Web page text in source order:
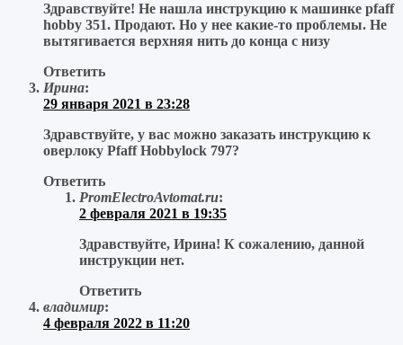
Здравствуйте! Не нашла инструкцию к машинке pfaff
hobby 351. Продают. Но у нее какие-то проблемы. Не
вытягивается верхняя нить до конца с низу
Ответить
Ирина:
29 января 2021 в 23:28
Здравствуйте, у вас можно заказать инструкцию к
оверлоку Pfaff Hobbylock 797?
Ответить
PromElectroAvtomat.ru:
2 февраля 2021 в 19:35
Здравствуйте, Ирина! К сожалению, данной
инструкции нет.
Ответить
владимир:
4 февраля 2022 в 11:20